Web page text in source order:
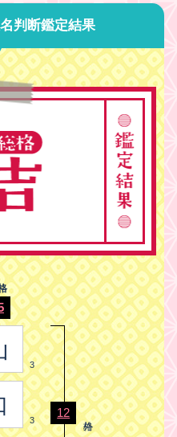
判断鑑定結果
3
3
12